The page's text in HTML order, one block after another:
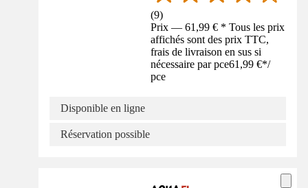
(9)
Prix — 61,99 € * Tous les prix
affichés sont des prix TTC,
frais de livraison en sus si
nécessaire par pce61,99 €*/
pce
Disponible en ligne
Réservation possible